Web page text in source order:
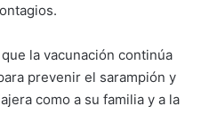
la vacunación continúa
prevenir el sarampión y
como a su familia y a la